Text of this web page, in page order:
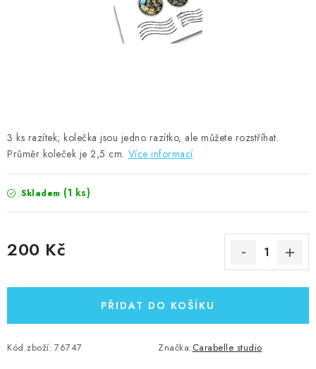
Moje objednávka
Obchodní podmínky
3 ks razítek; kolečka jsou jedno razítko, ale můžete rozstříhat.
Průměr koleček je 2,5 cm. Více informací
Skladem (1 ks)
200 Kč
PŘIDAT DO KOŠÍKU
Kód zboží: 76747 Značka:Carabelle studio